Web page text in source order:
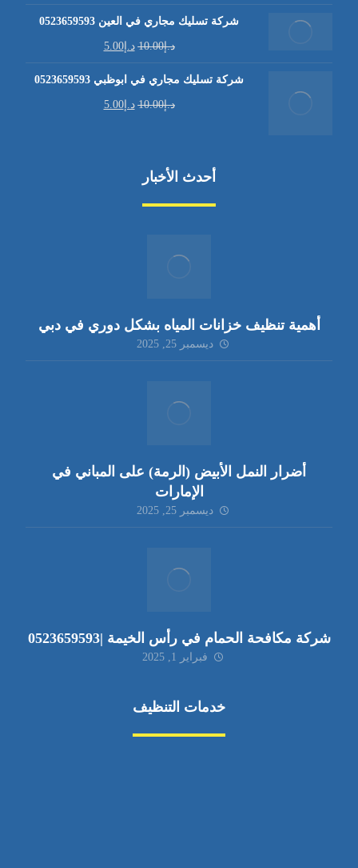
شركة تسليك مجاري في العين 0523659593
د.إ10.00 د.إ5.00
شركة تسليك مجاري في ابوظبي 0523659593
د.إ10.00 د.إ5.00
أحدث الأخبار
أهمية تنظيف خزانات المياه بشكل دوري في دبي
ديسمبر 25, 2025
أضرار النمل الأبيض (الرمة) على المباني في
الإمارات
ديسمبر 25, 2025
شركة مكافحة الحمام في رأس الخيمة |0523659593
فبراير 1, 2025
خدمات التنظيف